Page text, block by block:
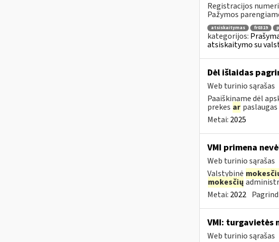
Registracijos
Pažymos
atsiskaitymas fr0319
kategorijos:
atsiskaitymo su
Dėl išlaidas
Web turinio sąrašas
Paaiškiname dėl
prekes ar
Metai: 2025
VMI primena
Web turinio sąrašas
Valstybinė
mokesčių
Metai: 2022
VMI: turgavietės
Web turinio sąrašas